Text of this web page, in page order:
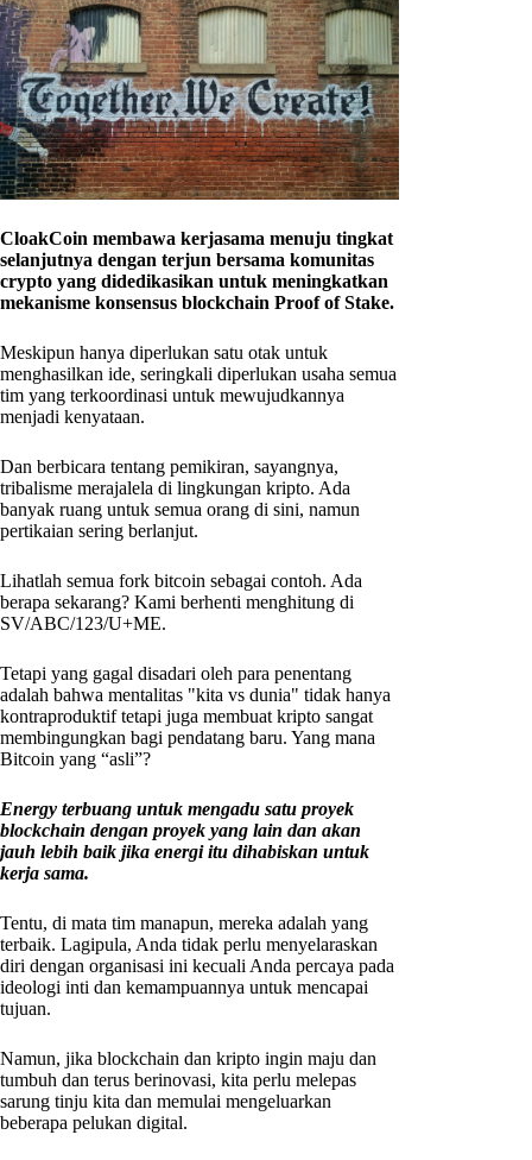
CloakCoin membawa kerjasama menuju tingkat
selanjutnya dengan terjun bersama komunitas
crypto yang didedikasikan untuk meningkatkan
mekanisme konsensus blockchain Proof of Stake.
Meskipun hanya diperlukan satu otak untuk
menghasilkan ide, seringkali diperlukan usaha semua
tim yang terkoordinasi untuk mewujudkannya
menjadi kenyataan.
Dan berbicara tentang pemikiran, sayangnya,
tribalisme merajalela di lingkungan kripto. Ada
banyak ruang untuk semua orang di sini, namun
pertikaian sering berlanjut.
Lihatlah semua fork bitcoin sebagai contoh. Ada
berapa sekarang? Kami berhenti menghitung di
SV/ABC/123/U+ME.
Tetapi yang gagal disadari oleh para penentang
adalah bahwa mentalitas "kita vs dunia" tidak hanya
kontraproduktif tetapi juga membuat kripto sangat
membingungkan bagi pendatang baru. Yang mana
Bitcoin yang “asli”?
Energy terbuang untuk mengadu satu proyek
blockchain dengan proyek yang lain dan akan
jauh lebih baik jika energi itu dihabiskan untuk
kerja sama.
Tentu, di mata tim manapun, mereka adalah yang
terbaik. Lagipula, Anda tidak perlu menyelaraskan
diri dengan organisasi ini kecuali Anda percaya pada
ideologi inti dan kemampuannya untuk mencapai
tujuan.
Namun, jika blockchain dan kripto ingin maju dan
tumbuh dan terus berinovasi, kita perlu melepas
sarung tinju kita dan memulai mengeluarkan
beberapa pelukan digital.